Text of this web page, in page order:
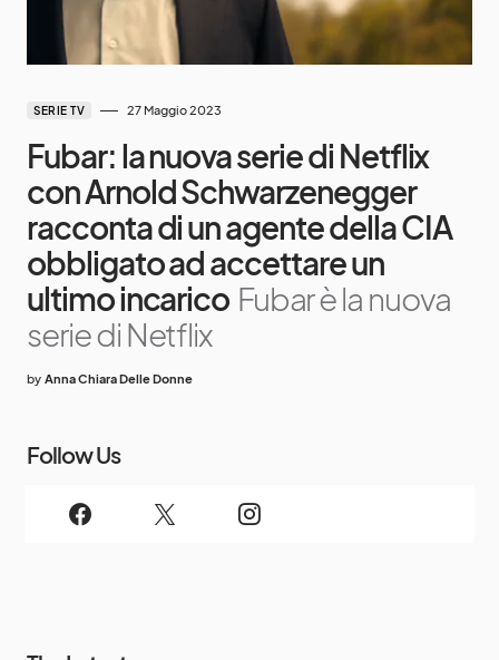
SERIE TV 27 Maggio 2023
Fubar: la nuova serie di Netflix
con Arnold Schwarzenegger
racconta di un agente della CIA
obbligato ad accettare un
ultimo incarico Fubar è la nuova
serie di Netflix
by Anna Chiara Delle Donne
Follow Us